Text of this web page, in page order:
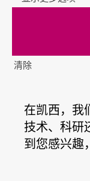
清除
在凯西，我
技术、科研
到您感兴趣